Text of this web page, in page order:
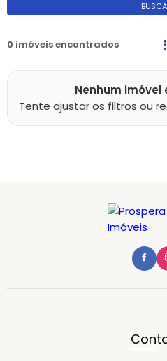
0 imóveis encontrados
Nenhum
Tente ajustar os filtros ou